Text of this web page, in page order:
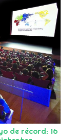
de récord: 16